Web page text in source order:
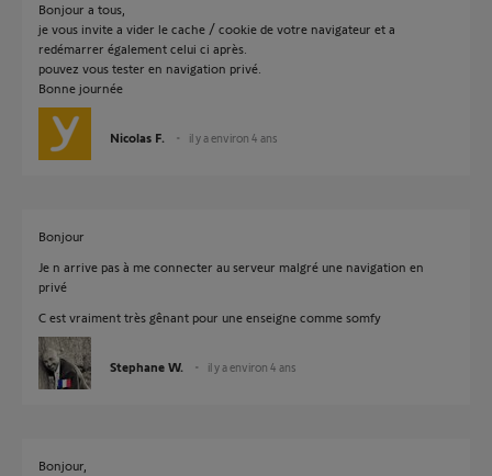
Bonjour a tous,
je vous invite a vider le cache / cookie de votre navigateur et a
redémarrer également celui ci après.
pouvez vous tester en navigation privé.
Bonne journée
Nicolas F. il y a environ 4 ans
Bonjour
Je n arrive pas à me connecter au serveur malgré une navigation en
privé
C est vraiment très gênant pour une enseigne comme somfy
Stephane W. il y a environ 4 ans
Bonjour,